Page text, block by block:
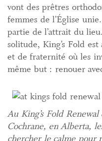
vont des prêtres
femmes de l’Église
partie de l’attrait du
solitude, King’s Fold
et de fraternité où les
même but : renouer
Au King’s Fold
Cochrane, en Alberta,
chercher le calme pour